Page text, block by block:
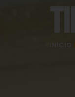
INICIO /